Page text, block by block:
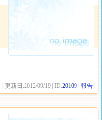
| 更新日:2012/09/19 | ID:20109 |報告